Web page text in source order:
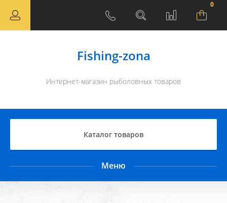
0
Fishing-zona
Интернет-магазин рыболовных товаров
Каталог товаров
Меню